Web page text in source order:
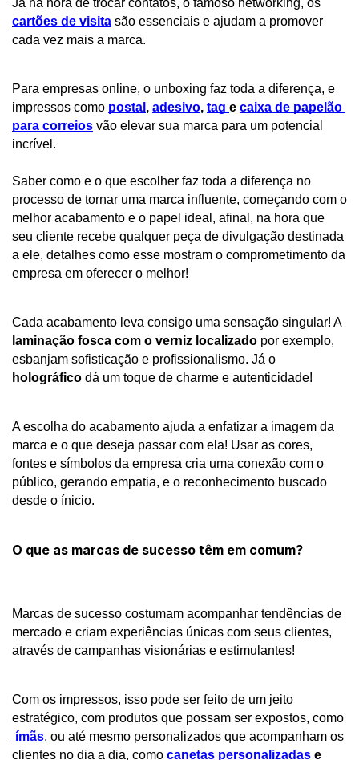
cartões de visita são essenciais e ajudam a promover
cada vez mais a marca.
Para empresas online, o unboxing faz toda a diferença, e
impressos como postal , adesivo, tag e caixa de papelão
para correios vão elevar sua marca para um potencial
incrível.
Saber como e o que escolher faz toda a diferença no
processo de tornar uma marca influente, começando com o
melhor acabamento e o papel ideal, afinal, na hora que
seu cliente recebe qualquer peça de divulgação destinada
a ele, detalhes como esse mostram o comprometimento da
empresa em oferecer o melhor!
Cada acabamento leva consigo uma sensação singular! A
laminação fosca com o verniz localizado por exemplo,
esbanjam sofisticação e profissionalismo. Já o
holográfico dá um toque de charme e autenticidade!
A escolha do acabamento ajuda a enfatizar a imagem da
marca e o que deseja passar com ela! Usar as cores,
fontes e símbolos da empresa cria uma conexão com o
público, gerando empatia, e o reconhecimento buscado
desde o ínicio.
O que as marcas de sucesso têm em comum?
Marcas de sucesso costumam acompanhar tendências de
mercado e criam experiências únicas com seus clientes,
através de campanhas visionárias e estimulantes!
Com os impressos, isso pode ser feito de um jeito
estratégico, com produtos que possam ser expostos, como
ímãs, ou até mesmo personalizados que acompanham os
clientes no dia a dia, como canetas personalizadas